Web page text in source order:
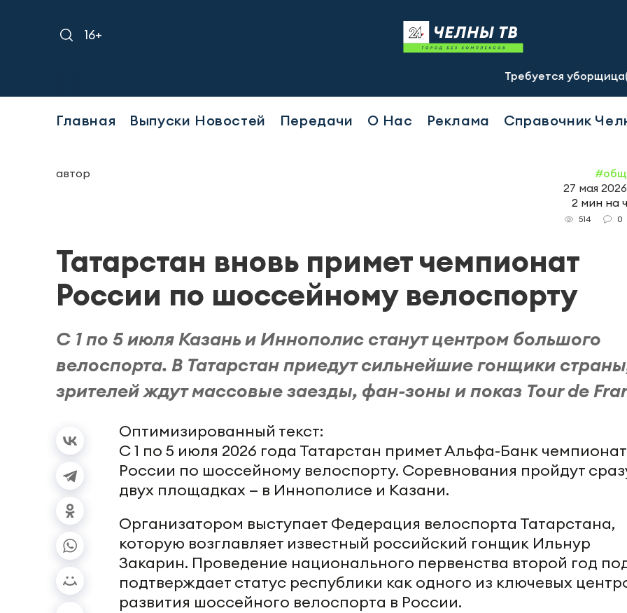
16+
Требуется уборщица(-к)
Главная Выпуски Новостей Передачи О Нас Реклама Справочник
автор
27 мая
2 мин на
514 0
Татарстан вновь примет чемпионат
России по шоссейному велоспорту
С 1 по 5 июля Казань и Иннополис станут центром большого
велоспорта. В Татарстан приедут сильнейшие гонщики
зрителей ждут массовые заезды, фан-зоны и показ Tour de
Оптимизированный текст:
С 1 по 5 июля 2026 года Татарстан примет Альфа-Банк чемпионат
России по шоссейному велоспорту. Соревнования пройдут
двух площадках — в Иннополисе и Казани.
Организатором выступает Федерация велоспорта Татарстана,
которую возглавляет известный российский гонщик Ильнур
Закарин. Проведение национального первенства второй год
подтверждает статус республики как одного из ключевых
развития шоссейного велоспорта в России.